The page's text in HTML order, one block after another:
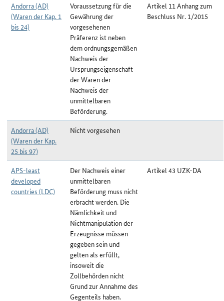
Andorra (AD)
(Waren der Kap. 1
bis 24)
Voraussetzung für die
Gewährung der
vorgesehenen
Präferenz ist neben
dem ordnungsgemäßen
Nachweis der
Ursprungseigenschaft
der Waren der
Nachweis der
unmittelbaren
Beförderung.
Artikel 11 Anhang zum
Beschluss Nr. 1/2015
Andorra (AD)
(Waren der Kap.
25 bis 97)
Nicht vorgesehen
APS-least
developed
countries (LDC)
Der Nachweis einer
unmittelbaren
Beförderung muss nicht
erbracht werden. Die
Nämlichkeit und
Nichtmanipulation der
Erzeugnisse müssen
gegeben sein und
gelten als erfüllt,
insoweit die
Zollbehörden nicht
Grund zur Annahme des
Gegenteils haben.
Artikel 43 UZK-DA